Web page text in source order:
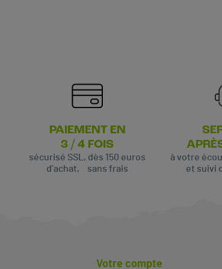
PAIEMENT EN
3 / 4 FOIS
sécurisé SSL, dès 150 euros
d’achat, sans frais
à votre
et suivi
Votre compte